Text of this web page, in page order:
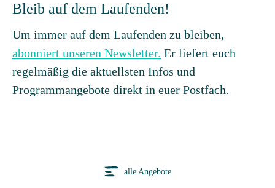
Bleib auf dem Laufenden!
Um immer auf dem Laufenden zu bleiben,
abonniert unseren Newsletter. Er liefert euch
regelmäßig die aktuellsten Infos und
Programmangebote direkt in euer Postfach.
alle Angebote